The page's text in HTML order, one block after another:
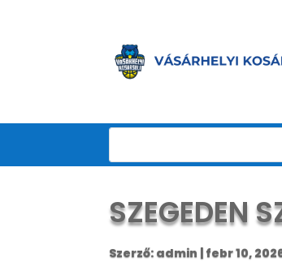
SZEGEDEN
Szerző: admin | febr 10,